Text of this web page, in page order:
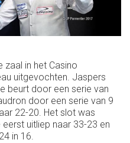
zaal in het Casino
uitgevochten. Jaspers
beurt door een serie van
door een serie van 9
22-20. Het slot was
uitliep naar 33-23 en
in 16.